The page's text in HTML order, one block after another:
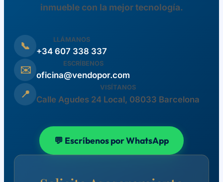
inmueble con la mejor tecnología.
📞
LLÁMANOS
+34 607 338 337
✉️
ESCRÍBENOS
oficina@vendopor.com
📍
VISÍTANOS
Calle Agudes 24 Local, 08033 Barcelona
💬 Escríbenos por WhatsApp